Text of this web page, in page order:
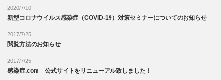
2020/7/10
新型コロナウイルス感染症（COVID-19）対策セミナーについてのお知らせ
2017/7/25
閲覧方法のお知らせ
2017/7/25
感染症.com 公式サイトをリニューアル致しました！